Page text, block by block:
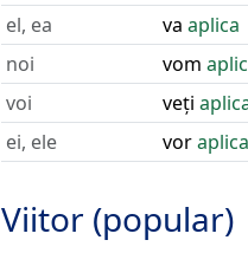
el, ea
va aplica
noi
vom
voi
veți
ei, ele
voraplica
Viitor (popular)